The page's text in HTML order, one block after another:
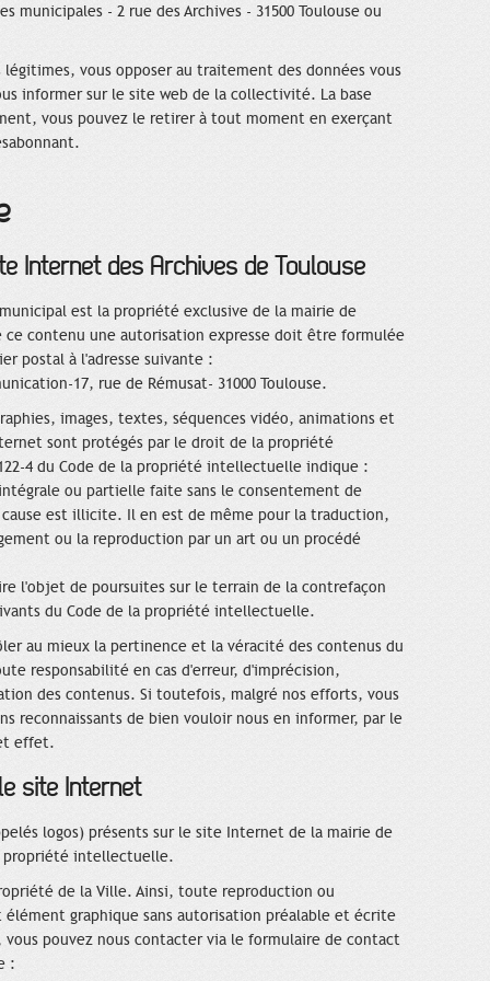
municipales - 2 rue des Archives - 31500 Toulouse ou
vous opposer au traitement des données vous
informer sur le site web de la collectivité. La base
vous pouvez le retirer à tout moment en exerçant
Internet des Archives de Toulouse
est la propriété exclusive de la mairie de
contenu une autorisation expresse doit être formulée
postal à l'adresse suivante :
17, rue de Rémusat- 31000 Toulouse.
images, textes, séquences vidéo, animations et
sont protégés par le droit de la propriété
4 du Code de la propriété intellectuelle indique :
ou partielle faite sans le consentement de
est illicite. Il en est de même pour la traduction,
ou la reproduction par un art ou un procédé
l'objet de poursuites sur le terrain de la contrefaçon
du Code de la propriété intellectuelle.
au mieux la pertinence et la véracité des contenus du
responsabilité en cas d'erreur, d'imprécision,
des contenus. Si toutefois, malgré nos efforts, vous
reconnaissants de bien vouloir nous en informer, par le
effet.
site Internet
logos) présents sur le site Internet de la mairie de
propriété intellectuelle.
de la Ville. Ainsi, toute reproduction ou
graphique sans autorisation préalable et écrite
pouvez nous contacter via le formulaire de contact
: